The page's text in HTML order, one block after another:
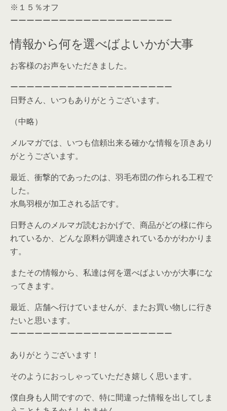
※１５％オフ
ーーーーーーーーーーーーーーーーーーーー
情報から何を選べばよいかが大事
お客様のお声をいただきました。
ーーーーーーーーーーーーーーーーーーーー
日野さん、いつもありがとうございます。
（中略）
メルマガでは、いつも信頼出来る確かな情報を頂きあり
がとうございます。
最近、衝撃的であったのは、羽毛布団の作られる工程で
した。
水鳥羽根が加工される話です。
日野さんのメルマガ読むおかげで、商品がどの様に作ら
れているか、どんな原料が調達されているかがわかりま
す。
またその情報から、私達は何を選べばよいかが大事にな
ってきます。
最近、店舗へ行けていませんが、またお買い物しに行き
たいと思います。
ーーーーーーーーーーーーーーーーーーーー
ありがとうございます！
そのようにおっしゃっていただき嬉しく思います。
僕自身も人間ですので、特に間違った情報を出してしま